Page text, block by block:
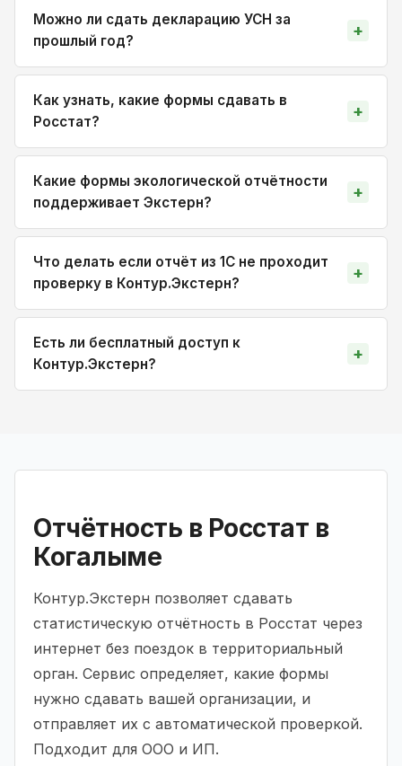
Можно ли сдать декларацию УСН за
прошлый год?
Как узнать, какие формы сдавать в
Росстат?
Какие формы экологической отчётности
поддерживает Экстерн?
Что делать если отчёт из 1С не проходит
проверку в Контур.Экстерн?
Есть ли бесплатный доступ к
Контур.Экстерн?
Отчётность в Росстат в
Когалыме
Контур.Экстерн позволяет сдавать
статистическую отчётность в Росстат через
интернет без поездок в территориальный
орган. Сервис определяет, какие формы
нужно сдавать вашей организации, и
отправляет их с автоматической проверкой.
Подходит для ООО и ИП.